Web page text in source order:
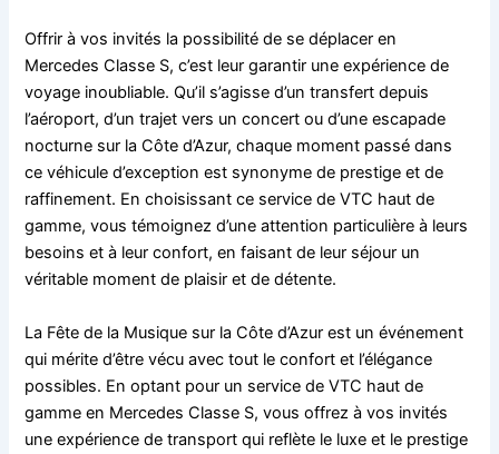
Offrir à vos invités la possibilité de se déplacer en
Mercedes Classe S, c’est leur garantir une expérience de
voyage inoubliable. Qu’il s’agisse d’un transfert depuis
l’aéroport, d’un trajet vers un concert ou d’une escapade
nocturne sur la Côte d’Azur, chaque moment passé dans
ce véhicule d’exception est synonyme de prestige et de
raffinement. En choisissant ce service de VTC haut de
gamme, vous témoignez d’une attention particulière à leurs
besoins et à leur confort, en faisant de leur séjour un
véritable moment de plaisir et de détente.
La Fête de la Musique sur la Côte d’Azur est un événement
qui mérite d’être vécu avec tout le confort et l’élégance
possibles. En optant pour un service de VTC haut de
gamme en Mercedes Classe S, vous offrez à vos invités
une expérience de transport qui reflète le luxe et le prestige